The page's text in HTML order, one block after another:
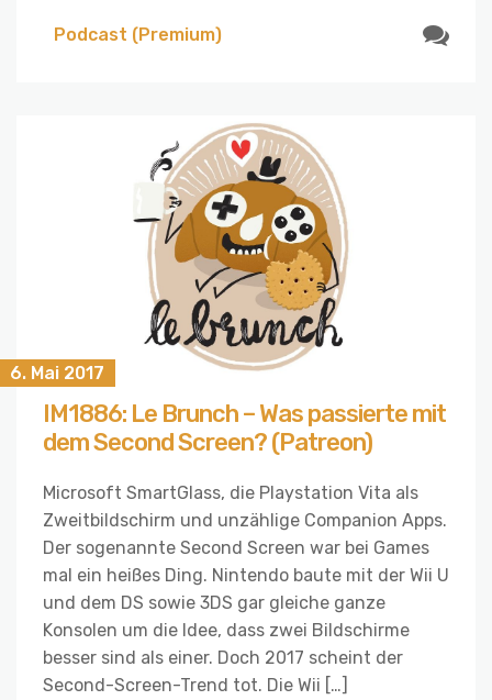
Podcast (Premium)
6. Mai 2017
IM1886: Le Brunch – Was passierte mit
dem Second Screen? (Patreon)
Microsoft SmartGlass, die Playstation Vita als
Zweitbildschirm und unzählige Companion Apps.
Der sogenannte Second Screen war bei Games
mal ein heißes Ding. Nintendo baute mit der Wii U
und dem DS sowie 3DS gar gleiche ganze
Konsolen um die Idee, dass zwei Bildschirme
besser sind als einer. Doch 2017 scheint der
Second-Screen-Trend tot. Die Wii […]